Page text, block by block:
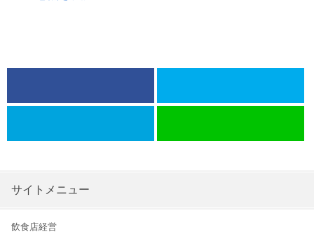
サイトメニュー
飲食店経営